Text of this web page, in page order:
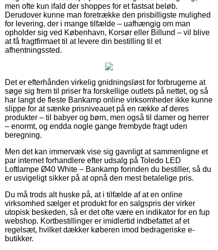
men ofte kun ifald der shoppes for et fastsat beløb.
Derudover kunne man foretrække den prisbilligste mulighed
for levering, der i mange tilfælde – uafhængig om man
opholder sig ved København, Korsør eller Billund – vil blive
at få fragtfirmaet til at levere din bestilling til et
afhentningssted.
Det er efterhånden virkelig gnidningsløst for forbrugerne at
søge sig frem til priser fra forskellige outlets på nettet, og så
har langt de fleste Bankamp online virksomheder ikke kunne
slippe for at sænke prisniveauet på en række af deres
produkter – til babyer og børn, men også til damer og herrer
– enormt, og endda nogle gange frembyde fragt uden
beregning.
Men det kan immervæk vise sig gavnligt at sammenligne et
par internet forhandlere efter udsalg på Toledo LED
Loftlampe Ø40 White – Bankamp forinden du bestiller, så du
er usvigeligt sikker på at opnå den mest betalelige pris.
Du må trods alt huske på, at i tilfælde af at en online
virksomhed sælger et produkt for en salgspris der virker
utopisk beskeden, så er det ofte være en indikator for en fup
webshop. Kortbestillinger er imidlertid indbefattet af et
regelsæt, hvilket dækker køberen imod bedrageriske e-
butikker.